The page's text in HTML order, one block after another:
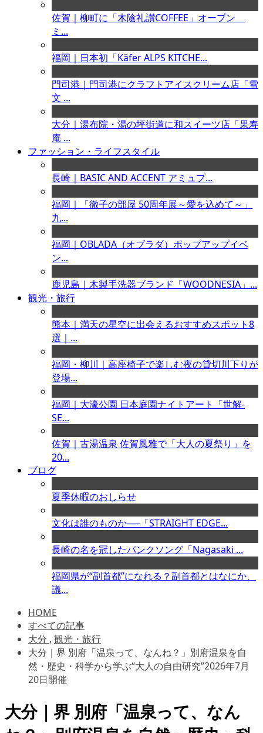
佐賀｜柳町に「木陰礼讃COFFEE」オープン
ミ...
福岡｜日本初「Käfer ALPS KITCHE...
門司港｜門司港にクラフトアイスクリーム店「雪
文 ...
大分｜湯布院・湯の坪街道に和スイーツ店「果寿
庵 ...
ファッション・ライフスタイル
長崎｜BASIC AND ACCENT アミュプ...
福岡｜「徹子の部屋 50周年展～愛を込めて～」
九...
福岡｜OBLADA（オブラダ）ポップアップイベ
ン...
鹿児島｜木製手洗器ブランド「WOODNESIA」...
観光・旅行
熊本｜満天の星空に出会えるおすすめスポット8
選｜...
福岡・柳川｜高座椅子で楽しむ夜の貸切川下りが
登場...
福岡｜大濠公園 日本庭園ナイトアート「世解-
SE...
佐賀｜古湯温泉 佐賀風雅で「大人の夏祭り」を
20...
ブログ
夏季休暇のおしらせ
文化は誰のものか──「STRAIGHT EDGE...
長崎の名を冠したパンクソング「Nagasaki ...
福岡県が“副首都”になれる？副首都とはなにか、
議...
HOME
すべての記事
大分 , 観光・旅行
大分｜界 別府「温泉って、なんね？」別府温泉を自
然・歴史・科学から学ぶ“大人の自由研究”2026年7月
20日開催
大分｜界 別府「温泉って、なん